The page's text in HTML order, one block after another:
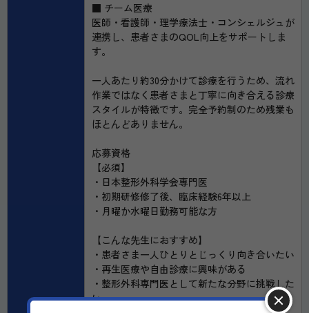
■ チーム医療
医師・看護師・理学療法士・コンシェルジュが
連携し、患者さまのQOL向上をサポートしま
す。
一人あたり約30分かけて診療を行うため、流れ
作業ではなく患者さまと丁寧に向き合える診療
スタイルが特徴です。完全予約制のため残業も
ほとんどありません。
応募資格
【必須】
・日本整形外科学会専門医
・初期研修修了後、臨床経験6年以上
・月曜か水曜日勤務可能な方
【こんな先生におすすめ】
・患者さま一人ひとりとじっくり向き合いたい
・再生医療や自由診療に興味がある
・整形外科専門医として新たな分野に挑戦した
い